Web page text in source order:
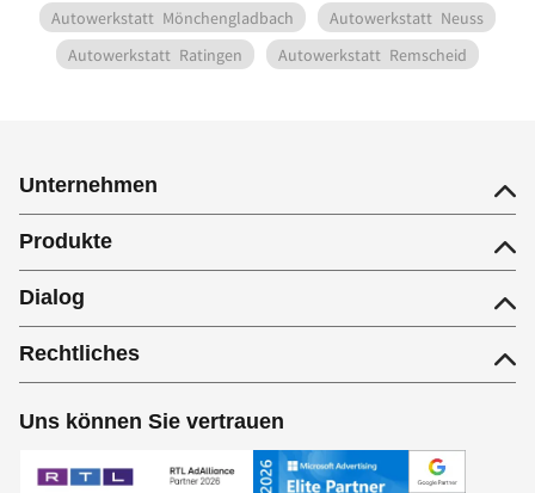
Autowerkstatt Mönchengladbach Autowerkstatt Neuss
Autowerkstatt Ratingen Autowerkstatt Remscheid
Unternehmen
Produkte
Dialog
Rechtliches
Uns können Sie vertrauen